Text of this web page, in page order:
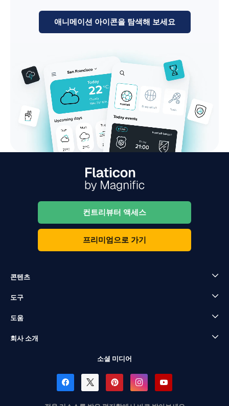
애니메이션 아이콘을 탐색해 보세요
컨트리뷰터 액세스
프리미엄으로 가기
콘텐츠
도구
도움
회사 소개
소셜 미디어